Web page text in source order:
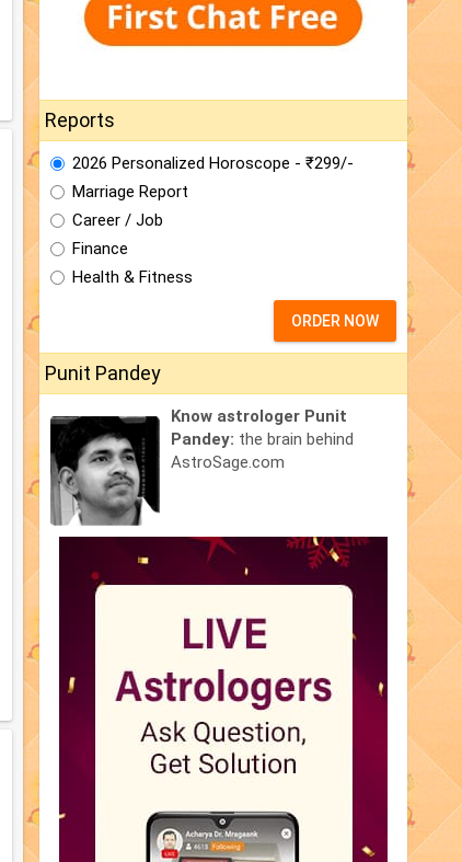
Reports
2026 Personalized Horoscope - ₹299/-
Marriage Report
Career / Job
Finance
Health & Fitness
ORDER NOW
Punit Pandey
Know astrologer Punit
Pandey: the brain behind
AstroSage.com